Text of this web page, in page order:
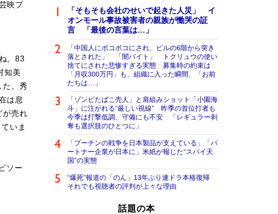
映プ
。83
知美
た。秀
は息
が売れ
いま
ソー
「そもそも会社のせいで起きた人災」 イ
オンモール事故被害者の親族が慟哭の証
言 「最後の言葉は…」
「中国人にボコボコにされ、ビルの6階から突き
落とされた」 「闇バイト」 トクリュウの使い
捨てにされた悲惨すぎる実態 募集時の約束は
「月収300万円」も、組織に入った瞬間、「お前
たちは…」
「ゾンビたばこ売人」と肩組みショット「小園海
斗」に注がれる“厳しい視線” 昨季の首位打者も
今季は打撃低調、守備にも不安 「レギュラー剥
奪も選択肢のひとつに」
「プーチンの戦争を日本製品が支えている」「パ
ートナー企業が日本に」米紙が報じた“スパイ天
国”の実態
“爆死”報道の「のん」13年ぶり連ドラ本格復帰
それでも視聴者の評判が上々な理由
話題の本